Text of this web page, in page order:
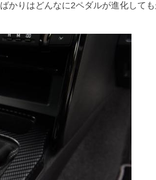
かりはどんなに2ペダルが進化して